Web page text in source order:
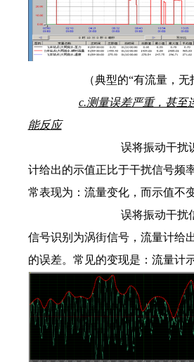
（典型的“有流量，无
c.测量误差严重，甚至
能反应
误将振动干扰识别为
计给出的示值正比于干扰信号频
常表现为：流量变化，而示值不
误将振动干扰信号与
信号识别为涡街信号，流量计给
的误差。常见的变现是：流量计